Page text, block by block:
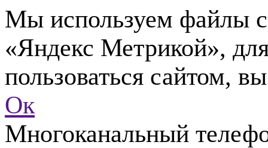
Мы используем файлы
«Яндекс Метрикой»,
пользоваться сайтом,
Ок
Многоканальный